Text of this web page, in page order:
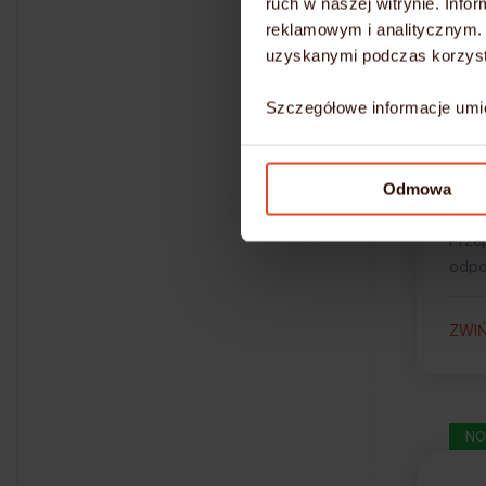
reklamowym i
uzyskanymi podczas
Szczegółowe informacje
Odmowa
–
–
–